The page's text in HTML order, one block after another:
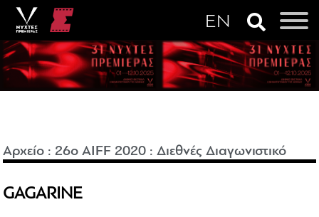
Αρχείο :26o AIFF 2020 :Διεθνές Διαγωνιστικό
GAGARINE